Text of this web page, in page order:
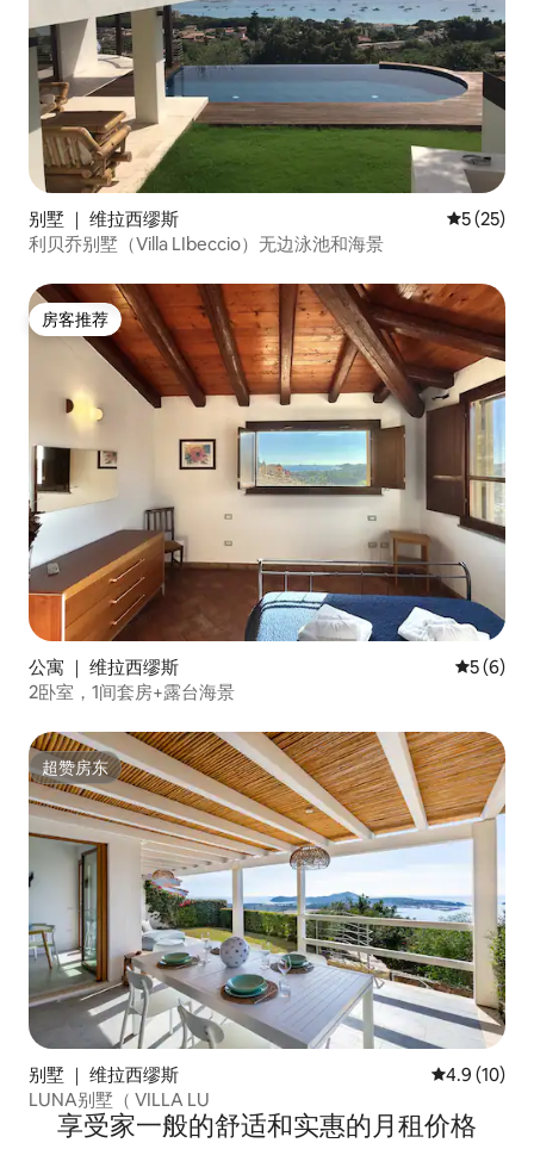
别墅 ｜ 维拉西缪斯 平均评分
5 (25)
利贝乔别墅（Villa LIbeccio）无边泳池和海景
房客推荐
房客推荐
公寓 ｜ 维拉西缪斯 平均评分
5 (6)
2卧室，1间套房+露台海景
超赞房东
超赞房东
别墅 ｜ 维拉西缪斯 平均评分
4.9 (10)
LUNA别墅（ VILLA LU
享受家一般的舒适和实惠的月租价格